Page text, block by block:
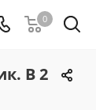
0
В 2